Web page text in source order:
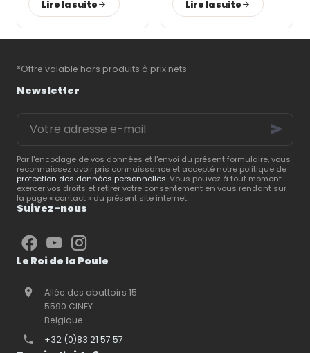
indispensables pour
Poule, spécialiste du
matériel d’élevage
avicole, vous présente
essentielspour créer
un espace pratique,
entretenir.
Lire la suite
santé. Unenclos
bien
confortable et
conseils pour créer un
répondant aux besoins
de vos animaux.
Lire la suite
*Offre valable hors produits à prix nets
Newsletter
adresse
mail
Par l'encodage de vos données et l'envoi du présent formulaire, vous
reconnaissez avoir pris connaissance et accepté notre politique de
protection des données personnelles. Vous pouvez à tout moment
exercer vos droits et retirer votre consentement en vous rendant sur
la page « contact » du présent site internet.
Suivez-nous
Le Roi de la Poule
Allée des abattoirs 15
5590 CINEY
Belgique
+32 (0)83 21 57 57